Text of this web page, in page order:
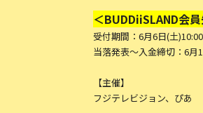
＜BUDDiiSLAND会
受付期間：6月6日(⼟
当落発表〜⼊⾦締切：6月
【主催】
フジテレビジョン、ぴあ